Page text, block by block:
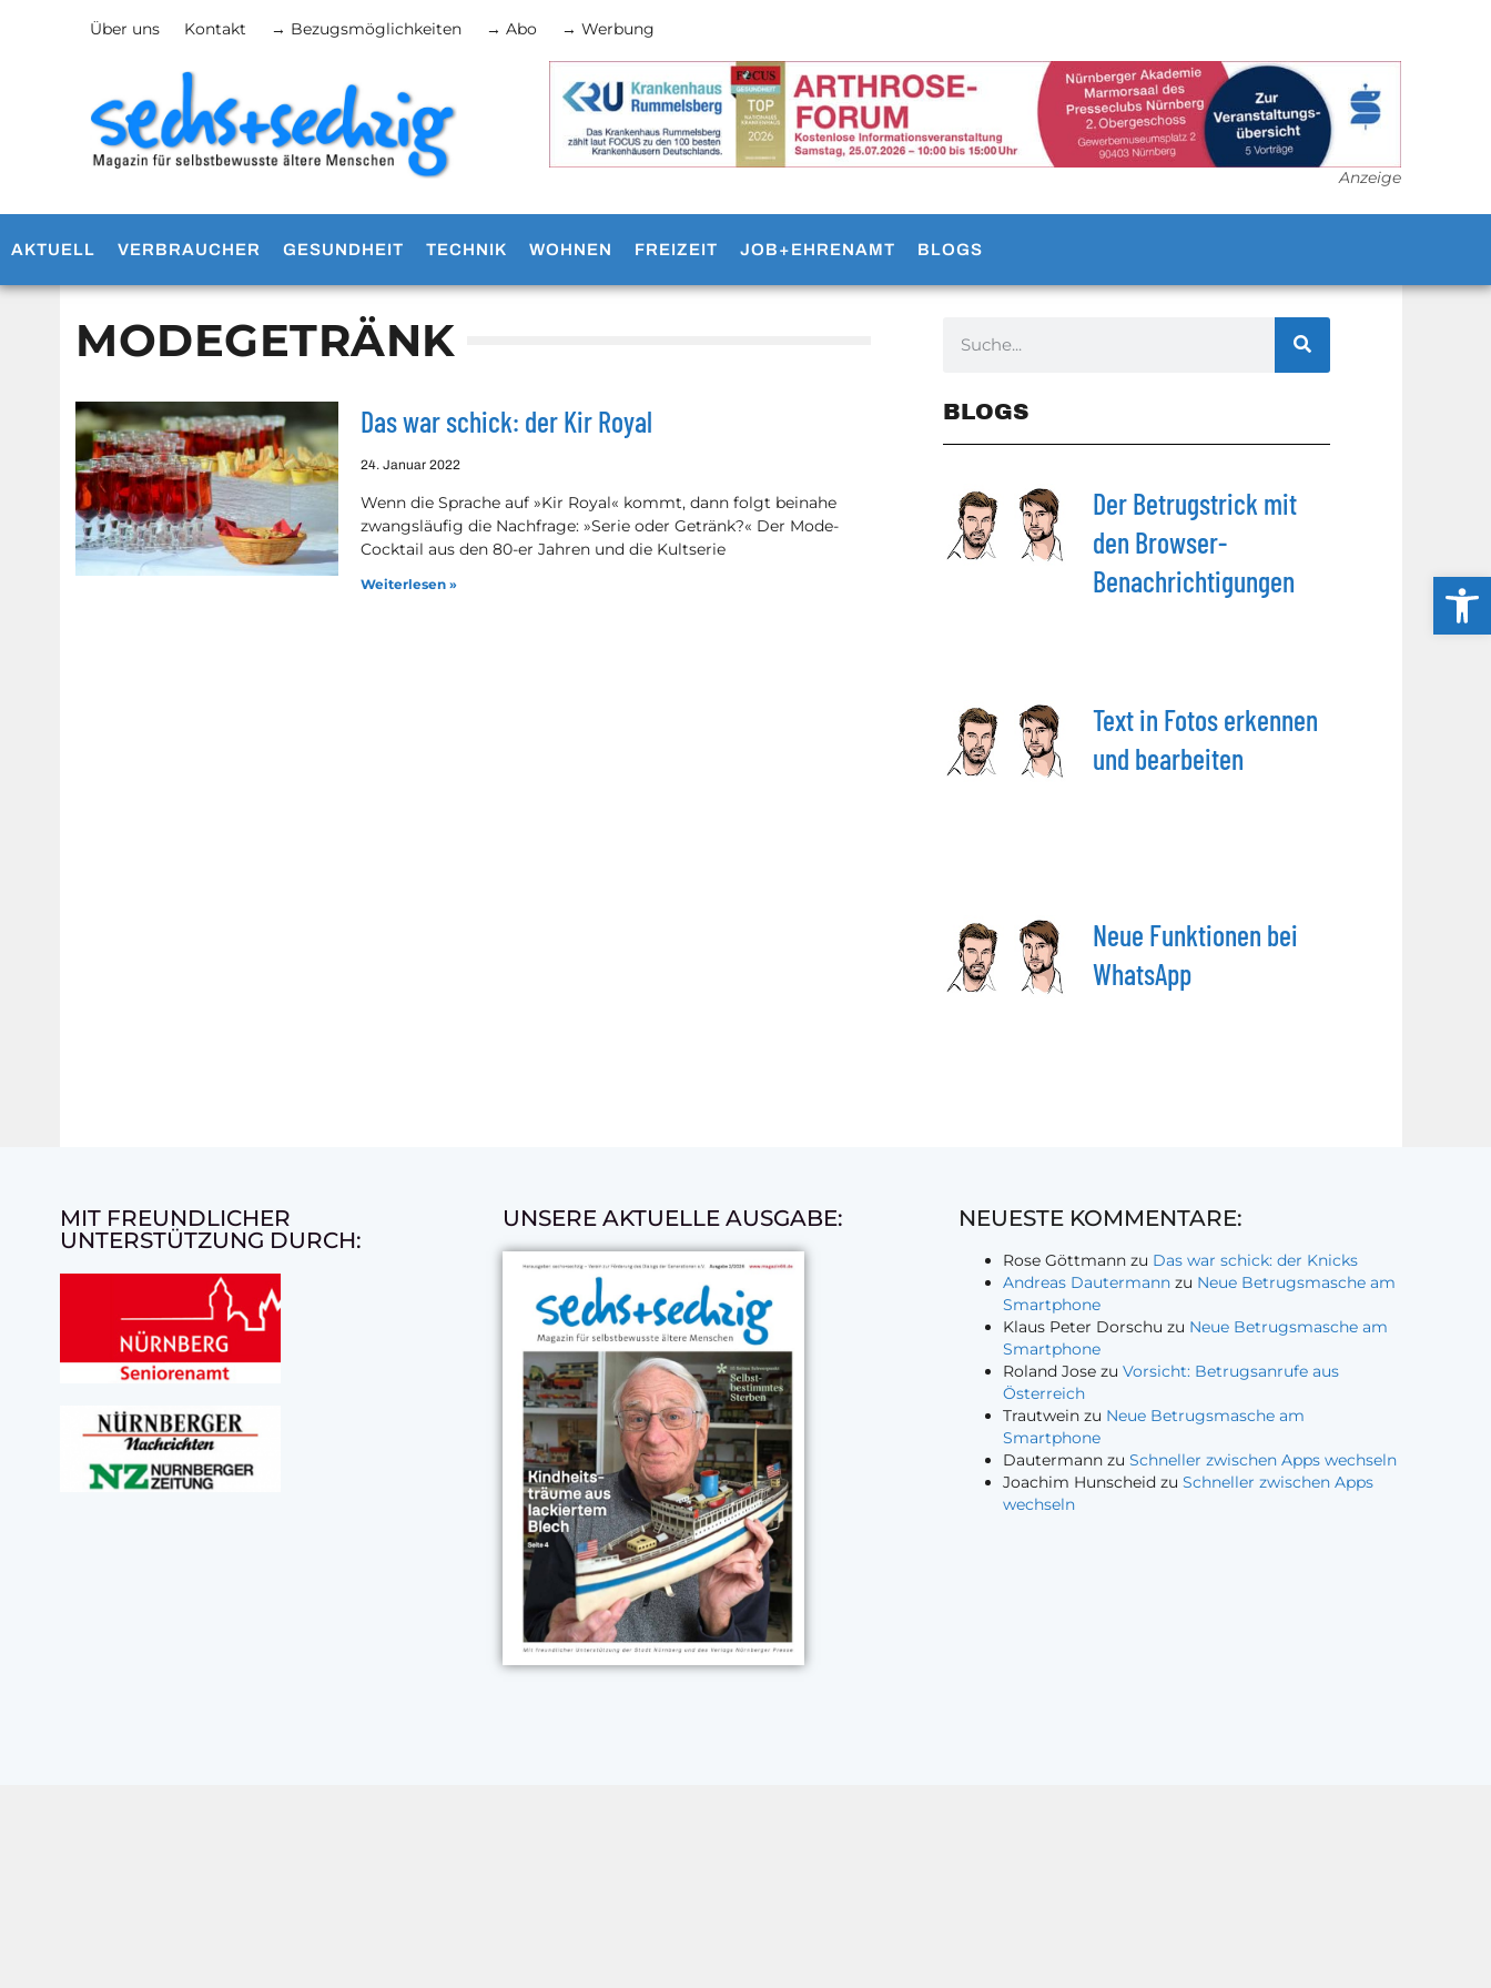
Über uns Kontakt → Bezugsmöglichkeiten → Abo → Werbung
Anzeige
AKTUELL VERBRAUCHER GESUNDHEIT TECHNIK WOHNEN FREIZEIT JOB+EHRENAMT BLOGS
MODEGETRÄNK
Das war schick: der Kir Royal
24. Januar 2022
Wenn die Sprache auf »Kir Royal« kommt, dann folgt beinahe
zwangsläufig die Nachfrage: »Serie oder Getränk?« Der Mode-
Cocktail aus den 80-er Jahren und die Kultserie
Weiterlesen »
BLOGS
Der Betrugstrick mit
den Browser-
Benachrichtigungen
Text in Fotos erkennen
und bearbeiten
Neue Funktionen bei
WhatsApp
MIT FREUNDLICHER
UNTERSTÜTZUNG DURCH:
UNSERE AKTUELLE AUSGABE: NEUESTE KOMMENTARE:
Rose Göttmann zu Das war schick: der Knicks
Andreas Dautermann zu Neue Betrugsmasche am
Smartphone
Klaus Peter Dorschu zu Neue Betrugsmasche am
Smartphone
Roland Jose zuVorsicht: Betrugsanrufe aus
Österreich
Trautwein zu Neue Betrugsmasche am
Smartphone
Dautermann zuSchneller zwischen Apps wechseln
Joachim Hunscheid zuSchneller zwischen Apps
wechseln